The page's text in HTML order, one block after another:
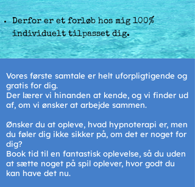
Derfor er et forløb hos mig 100%
individuelt tilpasset dig.
Vores første samtale er helt uforpligtigende og
gratis for dig.
Der lærer vi hinanden at kende, og vi finder ud
af, om vi ønsker at arbejde sammen.
Ønsker du at opleve, hvad hypnoterapi er, men
du føler dig ikke sikker på, om det er noget for
dig?
Book tid til en fantastisk oplevelse, så du uden
at sætte noget på spil oplever, hvor godt du
kan have det nu.